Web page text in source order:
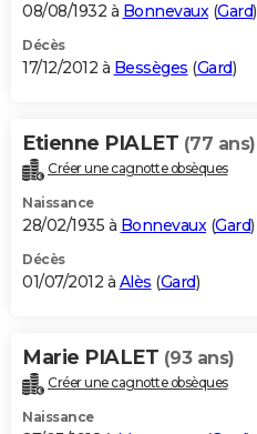
08/08/1932 à Bonnevaux(Gard)
Décès
17/12/2012 à Bessèges (Gard)
Etienne PIALET (77 ans)
Créer une cagnotte obsèques
Naissance
28/02/1935 à Bonnevaux(Gard)
Décès
01/07/2012 à Alès (Gard)
Marie PIALET (93 ans)
Créer une cagnotte obsèques
Naissance